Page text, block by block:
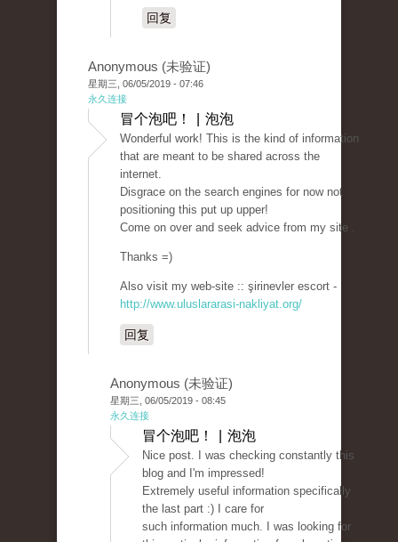
回复
Anonymous (未验证)
星期三, 06/05/2019 - 07:46
永久连接
冒个泡吧！ | 泡泡
Wonderful work! This is the kind of information
that are meant to be shared across the
internet.
Disgrace on the search engines for now not
positioning this put up upper!
Come on over and seek advice from my site .
Thanks =)
Also visit my web-site :: şirinevler escort -
http://www.uluslararasi-nakliyat.org/
回复
Anonymous (未验证)
星期三, 06/05/2019 - 08:45
永久连接
冒个泡吧！ | 泡泡
Nice post. I was checking constantly this
blog and I'm impressed!
Extremely useful information specifically
the last part :) I care for
such information much. I was looking for